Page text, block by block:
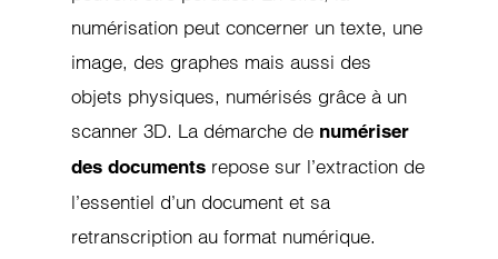
numérisation peut concerner un texte, une
image, des graphes mais aussi des
objets physiques, numérisés grâce à un
scanner 3D. La démarche de numériser
des documents repose sur l’extraction de
l’essentiel d’un document et sa
retranscription au format numérique.